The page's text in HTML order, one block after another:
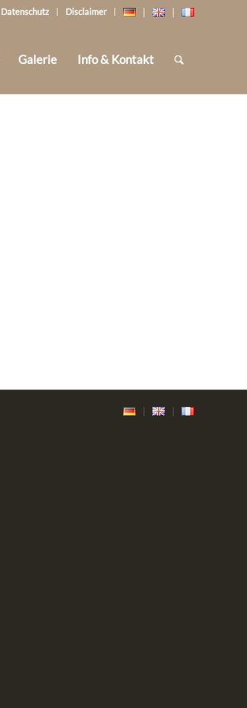
Datenschutz Disclaimer
Galerie Info & Kontakt